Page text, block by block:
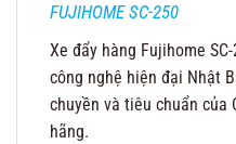
FUJIHOME SC-250
Xe đẩy hàng Fujihome
công nghệ hiện đại Nhật
chuyền và tiêu chuẩn của
hãng.